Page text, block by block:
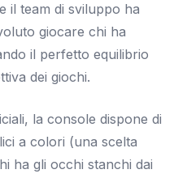
il team di sviluppo ha
giocare chi ha
il perfetto equilibrio
dei giochi.
la console dispone di
a colori (una scelta
ha gli occhi stanchi dai